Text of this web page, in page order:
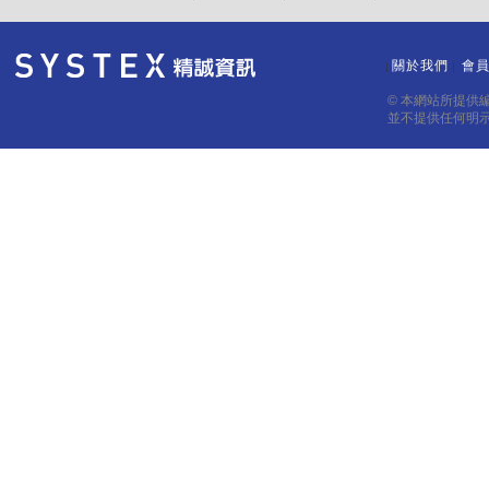
關於我們 會
© 本網站所提供
並不提供任何明